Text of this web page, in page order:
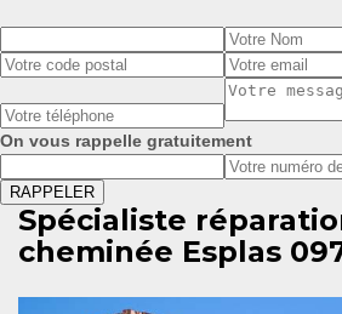
On vous rappelle gratuitement
Spécialiste
cheminée Esplas